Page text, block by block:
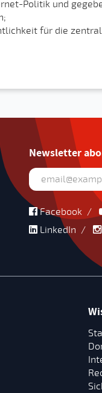
Politik und
für die
Newsletter
Facebook /
LinkedIn /